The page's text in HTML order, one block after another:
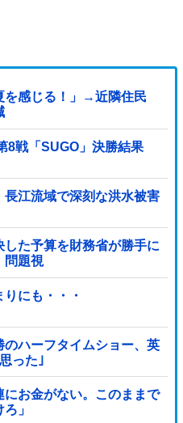
を感じる！」→近隣住民
8戦「SUGO」決勝結果
江流域で深刻な洪水被害
た予算を財務省が勝手に
問題視
にも・・・
のハーフタイムショー、英
った｣
にお金がない。このままで
」